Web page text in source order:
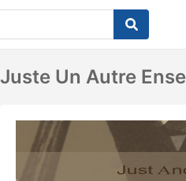
Juste Un Autre